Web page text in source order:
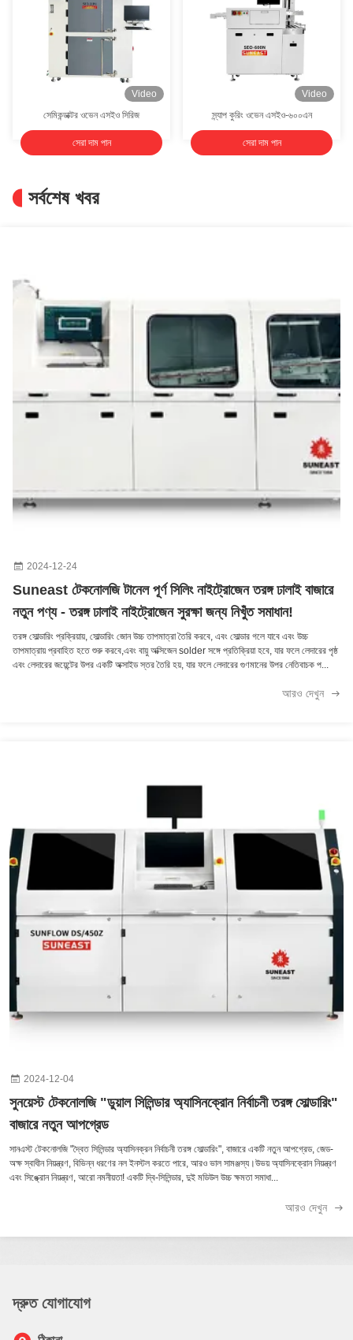
Video
সেমিকন্ডাক্টর ওভেন এসইও সিরিজ
সেরা দাম পান
Video
স্ন্যাপ কুরিং ওভেন এসইও-৬০০এন
সেরা দাম পান
সর্বশেষ খবর
2024-12-24
Suneast টেকনোলজি টানেল পূর্ণ সিলিং নাইট্রোজেন তরঙ্গ ঢালাই বাজারে
নতুন পণ্য - তরঙ্গ ঢালাই নাইট্রোজেন সুরক্ষা জন্য নিখুঁত সমাধান!
তরঙ্গ সোল্ডারিং প্রক্রিয়ায়, সোল্ডারিং জোন উচ্চ তাপমাত্রা তৈরি করবে, এবং সোল্ডার গলে যাবে এবং উচ্চ
তাপমাত্রায় প্রবাহিত হতে শুরু করবে,এবং বায়ু অক্সিজেন solder সঙ্গে প্রতিক্রিয়া হবে, যার ফলে লেদারের পৃষ্ঠ
এবং লেদারের জয়েন্টের উপর একটি অক্সাইড স্তর তৈরি হয়, যার ফলে লেদারের গুণমানের উপর নেতিবাচক প...
আরও দেখুন
2024-12-04
সুনয়েস্ট টেকনোলজি "ডুয়াল সিলিন্ডার অ্যাসিনক্রোন নির্বাচনী তরঙ্গ সোল্ডারিং"
বাজারে নতুন আপগ্রেড
সানএস্ট টেকনোলজি "দ্বৈত সিলিন্ডার অ্যাসিনক্রন নির্বাচনী তরঙ্গ সোল্ডারিং", বাজারে একটি নতুন আপগ্রেড, জেড-
অক্ষ স্বাধীন নিয়ন্ত্রণ, বিভিন্ন ধরণের নল ইনস্টল করতে পারে, আরও ভাল সামঞ্জস্য।উভয় অ্যাসিনক্রোন নিয়ন্ত্রণ
এবং সিঙ্ক্রোন নিয়ন্ত্রণ, আরো নমনীয়তা! একটি দ্বি-সিলিন্ডার, দুই মডিউল উচ্চ ক্ষমতা সমাধা...
আরও দেখুন
দ্রুত যোগাযোগ